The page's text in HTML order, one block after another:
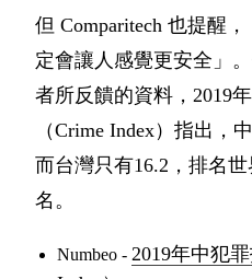
但 Comparitech 也提醒
定會讓人感覺更安全」
者所反饋的資料，2019
（Crime Index）指出，
而台灣只有16.2，排名
名。
Numbeo - 2019年中犯